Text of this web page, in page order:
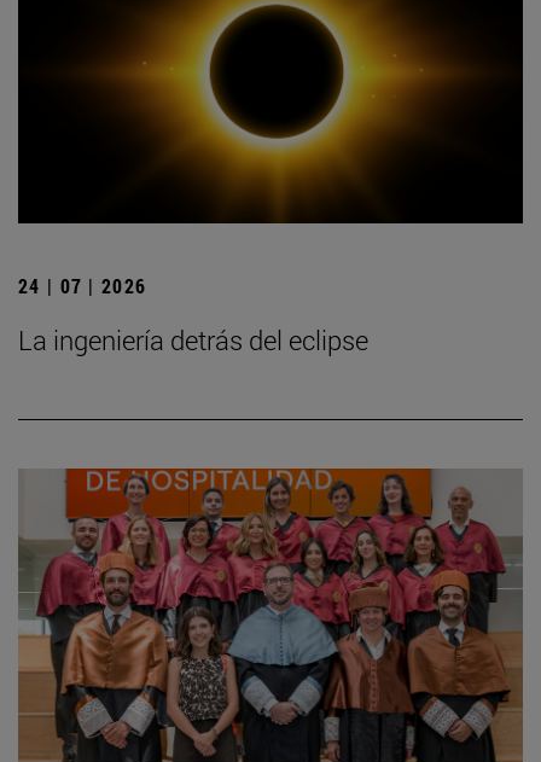
24 | 07 | 2026
La ingeniería detrás del eclipse